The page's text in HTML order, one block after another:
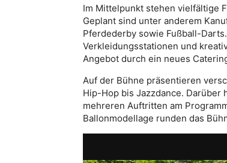
Im Mittelpunkt stehen vielfältige
Geplant sind unter anderem
Pferdederby sowie Fußball-
Verkleidungsstationen und
Angebot durch ein neues
Auf der Bühne präsentieren
Hip-Hop bis Jazzdance.
mehreren Auftritten am
Ballonmodellage runden das